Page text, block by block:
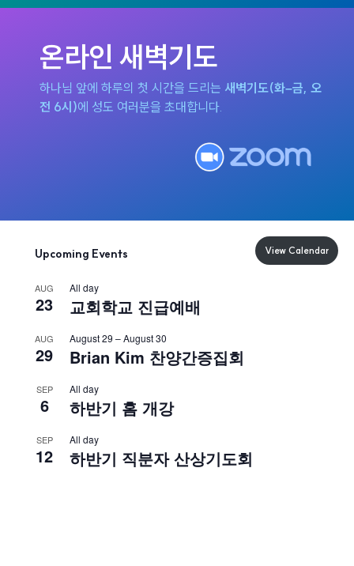
온라인 새벽기도
하나님 앞에 하루의 첫 시간을 드리는 새벽기도(화–금, 오
전 6시)에 성도 여러분을 초대합니다.
Upcoming Events
AUG
23
All day
교회학교 진급예배
AUG
29
August 29 –August 30
Brian Kim 찬양간증집회
SEP
6
All day
하반기 홈 개강
SEP
12
All day
하반기 직분자 산상기도회
View Calendar